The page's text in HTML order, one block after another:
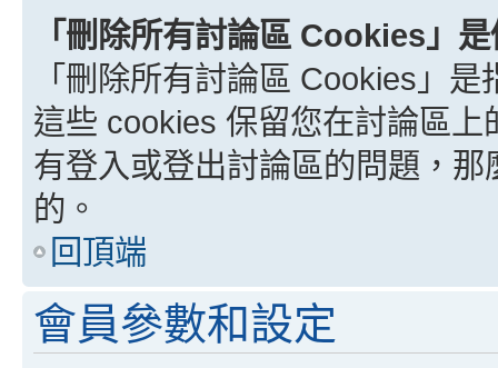
「刪除所有討論區 Cookies」
「刪除所有討論區 Cookies」
這些 cookies 保留您在討論區
有登入或登出討論區的問題，
的。
回頂端
會員參數和設定